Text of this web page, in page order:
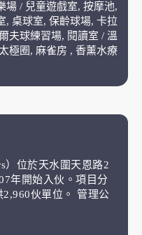
場 / 兒童遊戲室, 按摩池,
, 桌球室, 保齡球場, 卡拉
夫球練習場, 閱讀室 / 溫
極圈, 麻雀房 , 香薰水療
）位於天水圍天恩路2
年開始入伙。項目分
伙單位。 管理公